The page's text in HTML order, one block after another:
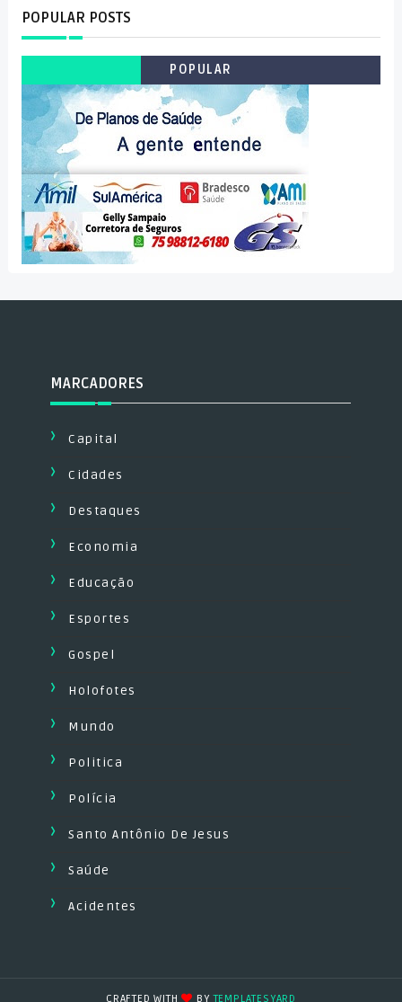
POPULAR POSTS
POPULAR
MARCADORES
Capital
Cidades
Destaques
Economia
Educação
Esportes
Gospel
Holofotes
Mundo
Politica
Polícia
Santo Antônio De Jesus
Saúde
Acidentes
CRAFTED WITH BYTEMPLATESYARD